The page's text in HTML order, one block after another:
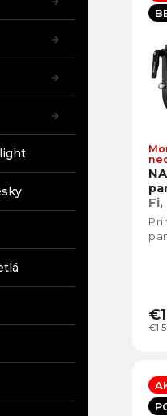
i
p
r
o
k
t
o
v
Fi,
€1